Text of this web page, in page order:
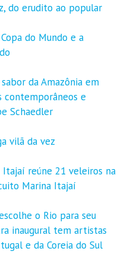
do erudito ao popular
do Mundo e a
da Amazônia em
contemporâneos e
Schaedler
vilã da vez
Itajaí reúne 21 veleiros na
Marina Itajaí
o Rio para seu
inaugural tem artistas
e da Coreia do Sul